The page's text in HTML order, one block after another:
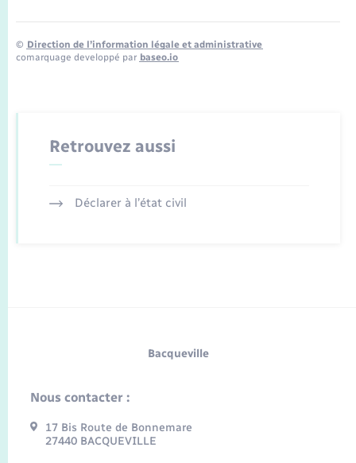
© Direction de l’information légale et administrative
comarquage developpé par baseo.io
Retrouvez aussi
Déclarer à l’état civil
Bacqueville
Nous contacter :
17 Bis Route de Bonnemare
27440 BACQUEVILLE